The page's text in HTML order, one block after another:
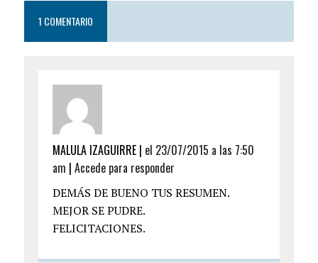
1 COMENTARIO
MALULA IZAGUIRRE | el 23/07/2015 a las 7:50
am | Accede para responder
DEMÁS DE BUENO TUS RESUMEN.
MEJOR SE PUDRE.
FELICITACIONES.